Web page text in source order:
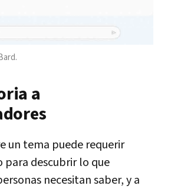
a
un tema puede requerir
para descubrir lo que
necesitan saber, y a